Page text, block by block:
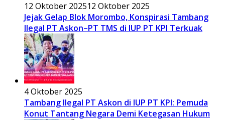
12 Oktober 202512 Oktober 2025
Jejak Gelap Blok Morombo, Konspirasi Tambang
Ilegal PT Askon–PT TMS di IUP PT KPI Terkuak
4 Oktober 2025
Tambang Ilegal PT Askon di IUP PT KPI: Pemuda
Konut Tantang Negara Demi Ketegasan Hukum